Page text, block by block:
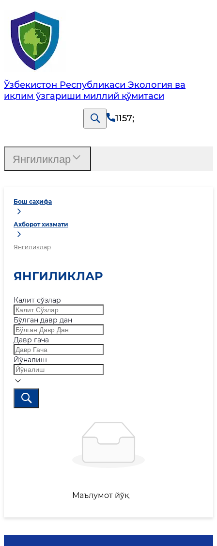
Ўзбекистон Республикаси Экология ва
иқлим ўзгариши миллий қўмитаси
1157;
Бош саҳифа
Ахборот хизмати
Янгиликлар
ЯНГИЛИКЛАР
Калит сўзлар
Бўлган давр дан
Давр гача
Йўналиш
Маълумот йўқ
Янгиликлар